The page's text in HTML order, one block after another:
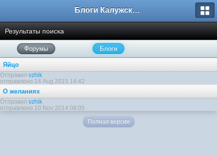
Блоги Калужского перекрестка
Результаты поиска
Форумы Блоги
Яйцо
Отправил vzhik
отправлено 14 Aug 2015 14:42
О желаниях
Отправил vzhik
отправлено 10 Nov 2014 08:05
Полная версия